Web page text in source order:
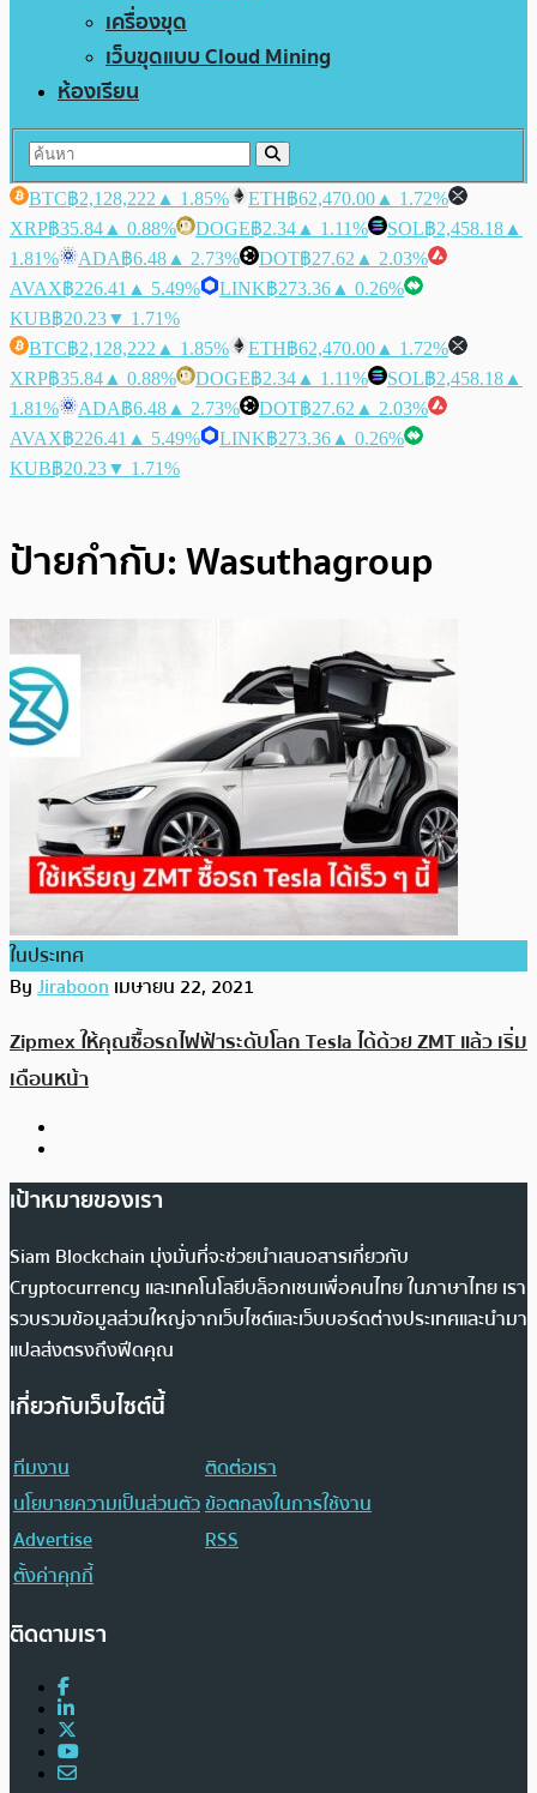
เครื่องขุด
เว็บขุดแบบ Cloud Mining
ห้องเรียน
BTC฿2,128,222 ▲ 1.85% ETH฿62,470.00 ▲ 1.72%
XRP฿35.84 ▲ 0.88% DOGE฿2.34 ▲ 1.11% SOL฿2,458.18 ▲
1.81%
ADA฿6.48 ▲ 2.73% DOT฿27.62 ▲ 2.03%
AVAX฿226.41 ▲ 5.49% LINK฿273.36 ▲ 0.26%
KUB฿20.23▼ 1.71%
BTC฿2,128,222 ▲ 1.85% ETH฿62,470.00 ▲ 1.72%
XRP฿35.84 ▲ 0.88% DOGE฿2.34 ▲ 1.11% SOL฿2,458.18 ▲
1.81%
ADA฿6.48 ▲ 2.73% DOT฿27.62 ▲ 2.03%
AVAX฿226.41 ▲ 5.49% LINK฿273.36 ▲ 0.26%
KUB฿20.23▼ 1.71%
ป้ายกำกับ:Wasuthagroup
ในประเทศ
ByJiraboonเมษายน 22, 2021
Zipmex ให้คุณซื้อรถไฟฟ้าระดับโลก Tesla ได้ด้วย ZMT แล้ว เริ่ม
เดือนหน้า
เป้าหมายของเรา
Siam Blockchain มุ่งมั่นที่จะช่วยนำเสนอสารเกี่ยวกับ
Cryptocurrency และเทคโนโลยีบล็อกเชนเพื่อคนไทย ในภาษาไทย เรา
รวบรวมข้อมูลส่วนใหญ่จากเว็บไซต์และเว็บบอร์ดต่างประเทศและนำมา
แปลส่งตรงถึงฟีดคุณ
เกี่ยวกับเว็บไซต์นี้
ทีมงาน
ติดต่อเรา
นโยบายความเป็นส่วนตัวข้อตกลงในการใช้งาน
Advertise
RSS
ตั้งค่าคุกกี้
ติดตามเรา